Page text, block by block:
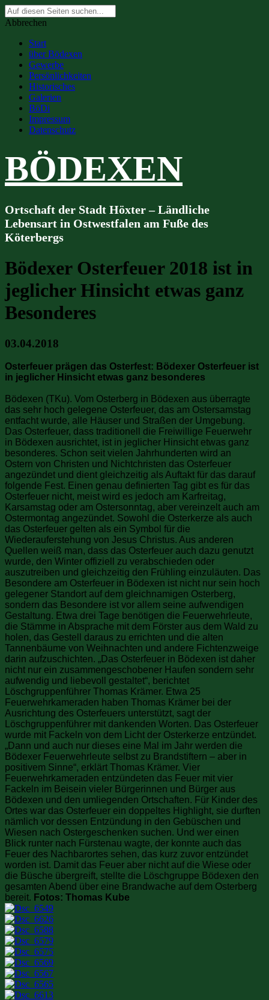
Suche
nach:
Abbrechen
Start
über Bödexen
Gewerbe
Persönlichkeiten
Historisches
Galerien
BöDi
Impressum
Datenschutz
BÖDEXEN
Ortschaft der Stadt Höxter – Ländliche
Lebensart in Ostwestfalen am Fuße des
Köterbergs
Bödexer Osterfeuer 2018 ist in
jeglicher Hinsicht etwas ganz
Besonderes
03.04.2018
Osterfeuer prägen das Osterfest: Bödexer Osterfeuer ist
in jeglicher Hinsicht etwas ganz besonderes
Bödexen (TKu). Vom Osterberg in Bödexen aus überragte
das sehr hoch gelegene Osterfeuer, das am Ostersamstag
entfacht wurde, alle Häuser und Straßen der Umgebung.
Das Osterfeuer, dass traditionell die Freiwillige Feuerwehr
in Bödexen ausrichtet, ist in jeglicher Hinsicht etwas ganz
besonderes. Schon seit vielen Jahrhunderten wird an
Ostern von Christen und Nichtchristen das Osterfeuer
angezündet und dient gleichzeitig als Auftakt für das darauf
folgende Fest. Einen genau definierten Tag gibt es für das
Osterfeuer nicht, meist wird es jedoch am Karfreitag,
Karsamstag oder am Ostersonntag, aber vereinzelt auch am
Ostermontag angezündet. Sowohl die Osterkerze als auch
das Osterfeuer gelten als ein Symbol für die
Wiederauferstehung von Jesus Christus. Aus anderen
Quellen weiß man, dass das Osterfeuer auch dazu genutzt
wurde, den Winter offiziell zu verabschieden oder
auszutreiben und gleichzeitig den Frühling einzuläuten. Das
Besondere am Osterfeuer in Bödexen ist nicht nur sein hoch
gelegener Standort auf dem gleichnamigen Osterberg,
sondern das Besondere ist vor allem seine aufwendigen
Gestaltung. Etwa drei Tage benötigen die Feuerwehrleute,
die Stämme in Absprache mit dem Förster aus dem Wald zu
holen, das Gestell daraus zu errichten und die alten
Tannenbäume von Weihnachten und andere Fichtenzweige
darin aufzuschichten. „Das Osterfeuer in Bödexen ist daher
nicht nur ein zusammengeschobener Haufen sondern sehr
aufwendig und liebevoll gestaltet“, berichtet
Löschgruppenführer Thomas Krämer. Etwa 25
Feuerwehrkameraden haben Thomas Krämer bei der
Ausrichtung des Osterfeuers unterstützt, sagt der
Löschgruppenführer mit dankenden Worten. Das Osterfeuer
wurde mit Fackeln von dem Licht der Osterkerze entzündet.
„Dann und auch nur dieses eine Mal im Jahr werden die
Bödexer Feuerwehrleute selbst zu Brandstiftern – aber in
positivem Sinne“, erklärt Thomas Krämer. Vier
Feuerwehrkameraden entzündeten das Feuer mit vier
Fackeln im Beisein vieler Bürgerinnen und Bürger aus
Bödexen und den umliegenden Ortschaften. Für Kinder des
Ortes war das Osterfeuer ein doppeltes Highlight, sie durften
nämlich vor dessen Entzündung in den Gebüschen und
Wiesen nach Ostergeschenken suchen. Und wer einen
Blick runter nach Fürstenau wagte, der konnte auch das
Feuer des Nachbarortes sehen, das kurz zuvor entzündet
worden ist. Damit das Feuer aber nicht auf die Wiese oder
die Büsche übergreift, stellte die Löschgruppe Bödexen den
gesamten Abend über eine Brandwache auf dem Osterberg
bereit. Fotos: Thomas Kube